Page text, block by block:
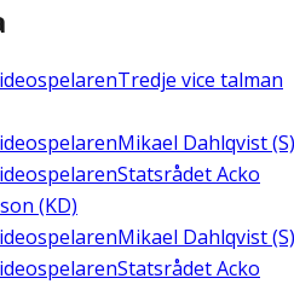
Tredje vice talman
Mikael Dahlqvist (S)
Statsrådet Acko
(KD)
Mikael Dahlqvist (S)
Statsrådet Acko